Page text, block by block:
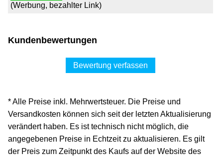
(Werbung, bezahlter Link)
Kundenbewertungen
Bewertung verfassen
* Alle Preise inkl. Mehrwertsteuer. Die Preise und
Versandkosten können sich seit der letzten Aktualisierung
verändert haben. Es ist technisch nicht möglich, die
angegebenen Preise in Echtzeit zu aktualisieren. Es gilt
der Preis zum Zeitpunkt des Kaufs auf der Website des